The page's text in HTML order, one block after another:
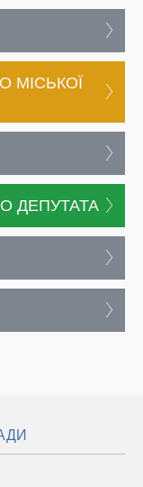
МІСЬКОЇ
ДЕПУТАТА